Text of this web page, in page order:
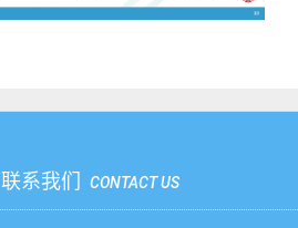
联系我们 CONTACT US